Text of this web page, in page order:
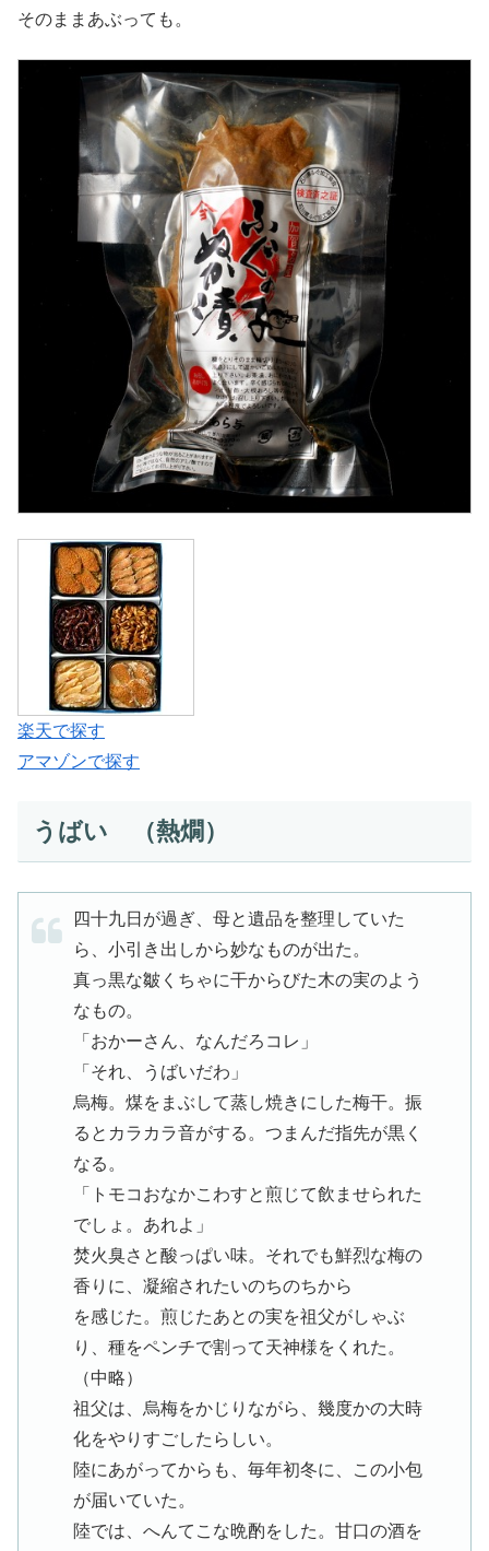
そのままあぶっても。
楽天で探す
アマゾンで探す
うばい （熱燗）
四十九日が過ぎ、母と遺品を整理していた
ら、小引き出しから妙なものが出た。
真っ黒な皺くちゃに干からびた木の実のよう
なもの。
「おかーさん、なんだろコレ」
「それ、うばいだわ」
烏梅。煤をまぶして蒸し焼きにした梅干。振
るとカラカラ音がする。つまんだ指先が黒く
なる。
「トモコおなかこわすと煎じて飲ませられた
でしょ。あれよ」
焚火臭さと酸っぱい味。それでも鮮烈な梅の
香りに、凝縮されたいのちのちから
を感じた。煎じたあとの実を祖父がしゃぶ
り、種をペンチで割って天神様をくれた。
（中略）
祖父は、烏梅をかじりながら、幾度かの大時
化をやりすごしたらしい。
陸にあがってからも、毎年初冬に、この小包
が届いていた。
陸では、へんてこな晩酌をした。甘口の酒を